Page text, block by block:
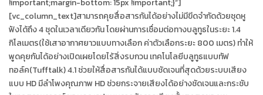
!important;margin-bottom: 15px !important;}”]
[vc_column_text]สามารถคุยสื่อสารกันได้อย่างไม่มีขีดจำกัดด้วยชุดหู
ฟังได้ถึง 4 ชุดในเวลาเดียวกัน โดยผ่านการเชื่อมต่อทางบลูทูธในระยะ 1.4
กิโลเมตร(ใช้เสาอากาศยาวแบบทางเลือก ค่าตัวเลือกระยะ 800 เมตร) ทำให้
พูดคุยกันได้อย่างเปิดเผยโดยไร้สิ่งรบกวน เทคโนโลยีบลูทูธแบบทัฟ
ทอล์ค(Tufftalk) 4.1 ช่วยให้สื่อสารกันได้แบบชัดเจนที่สุดด้วยระบบเสียง
แบบ HD มีลำโพงคุณภาพ HD ช่วยกระจายเสียงได้อย่างชัดเจนและกระชับ